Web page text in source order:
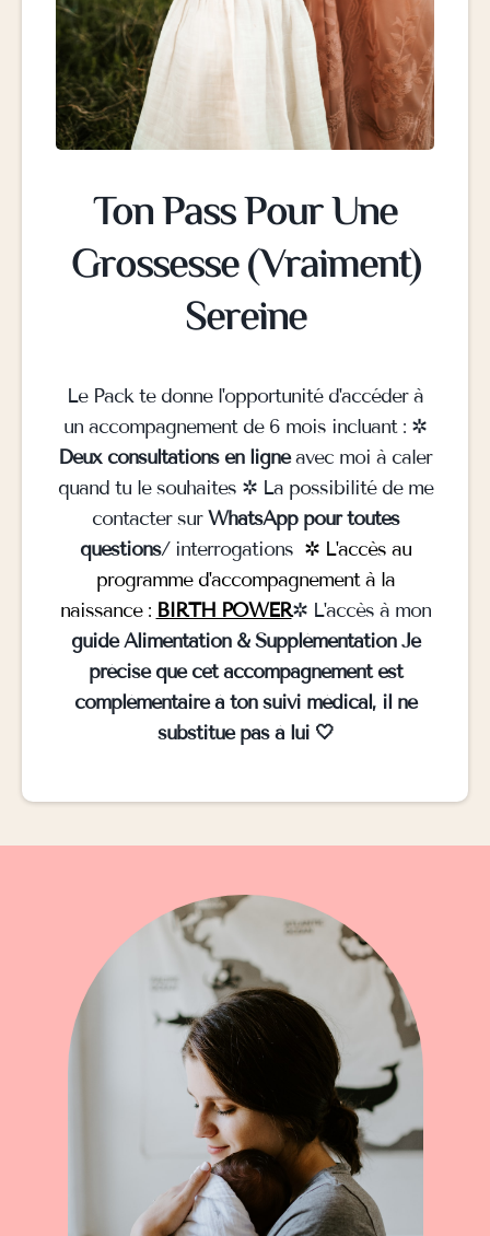
Ton Pass Pour Une
Grossesse (Vraiment)
Sereine
Le Pack te donne l'opportunité d'accéder à
un accompagnement de 6 mois incluant : ✲
Deux consultations en ligneavec moi à caler
quand tu le souhaites ✲ La possibilité de me
contacter surWhatsApp pour toutes
questions/ interrogations ✲ L'accès au
programme d'accompagnement à la
naissance : BIRTH POWER✲ L'accès à mon
guide Alimentation & Supplémentation Je
précise que cet accompagnement est
complémentaire à ton suivi médical, il ne
substitue pas à lui 🤍